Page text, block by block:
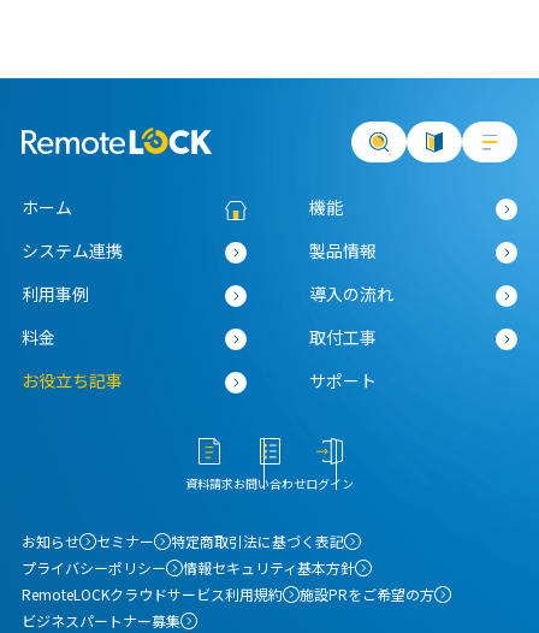
ホーム
機能
システム連携
製品情報
利用事例
導入の流れ
料金
取付工事
お役立ち記事
サポート
資料請求お問い合わせログイン
お知らせ セミナー
特定商取引法に基づく表記
プライバシーポリシー
情報セキュリティ基本方針
RemoteLOCKクラウドサービス利用規約
施設PRをご希望の方
ビジネスパートナー募集